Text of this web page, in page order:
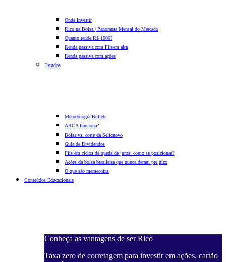
Onde Investir
Rico na Bolsa | Panorama Mensal do Mercado
Quanto rende R$ 1000?
Renda passiva com Fiisem alta
Renda passiva com ações
Estudos
Metodologia Buffett
ARCA funciona?
Bolsa vs. corte da Selicnovo
Guia de Dividendos
Fiis em ciclos de queda de juros: como se posicionar?
Ações da bolsa brasileira que nunca deram prejuízo
O que são memecoins
Conteúdos Educacionais
Conheça as vantagens de ser Rico
Taxa zero de corretagem para investir em ações, cartão